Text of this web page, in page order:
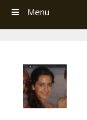
Menu